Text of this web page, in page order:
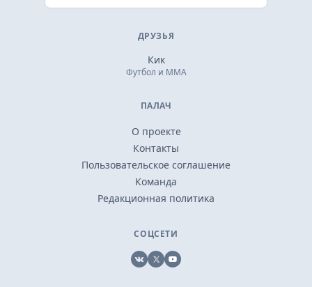
ДРУЗЬЯ
Кик
Футбол и ММА
ПАЛАЧ
О проекте
Контакты
Пользовательское соглашение
Команда
Редакционная политика
СОЦСЕТИ
VK X YouTube